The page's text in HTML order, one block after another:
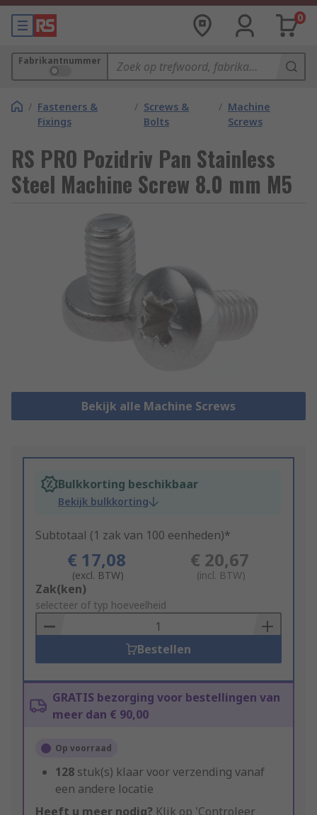
0
Fabrikantnummer
/ Fasteners &
Fixings
/ Screws &
Bolts
/ Machine
Screws
RS PRO Pozidriv Pan Stainless
Steel Machine Screw 8.0 mm M5
Bekijk alle Machine Screws
Bulkkorting beschikbaar
Bekijk bulkkorting
Subtotaal (1 zak van 100 eenheden)*
€ 17,08
(excl. BTW)
€ 20,67
(incl. BTW)
Add
to
Basket
Zak(ken)
selecteer of typ hoeveelheid
Bestellen
GRATIS bezorging voor bestellingen van
meer dan € 90,00
Op voorraad
128 stuk(s) klaar voor verzending vanaf
een andere locatie
Heeft u meer nodig? Klik op 'Controleer